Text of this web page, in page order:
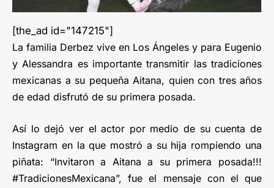
[the_ad id="147215"]
La familia Derbez vive en Los Ángeles y para Eugenio
y Alessandra es importante transmitir las tradiciones
mexicanas a su pequeña Aitana, quien con tres años
de edad disfrutó de su primera posada.
Así lo dejó ver el actor por medio de su cuenta de
Instagram en la que mostró a su hija rompiendo una
piñata: “Invitaron a Aitana a su primera posada!!!
#TradicionesMexicana”, fue el mensaje con el que